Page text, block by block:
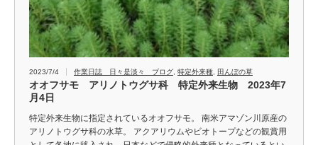
2023/7/4 作業日誌 日々是淡々 ブログ 特定外来種 田んぼの草
オオフサモ アリノトウグサ科 特定外来生物 2023年7
月4日
特定外来生物に指定されているオオフサモ。 南米アマゾン川原産の
アリノトウグサ科の水草。 アクアリウムやビオトープなどの観賞用